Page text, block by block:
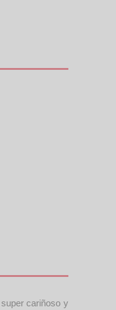
cariñoso y